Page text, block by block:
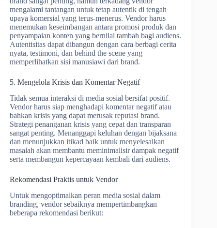
mengalami tantangan untuk tetap autentik di tengah
upaya komersial yang terus-menerus. Vendor harus
menemukan keseimbangan antara promosi produk dan
penyampaian konten yang bernilai tambah bagi audiens.
Autentisitas dapat dibangun dengan cara berbagi cerita
nyata, testimoni, dan behind the scene yang
memperlihatkan sisi manusiawi dari brand.
5. Mengelola Krisis dan Komentar Negatif
Tidak semua interaksi di media sosial bersifat positif.
Vendor harus siap menghadapi komentar negatif atau
bahkan krisis yang dapat merusak reputasi brand.
Strategi penanganan krisis yang cepat dan transparan
sangat penting. Menanggapi keluhan dengan bijaksana
dan menunjukkan itikad baik untuk menyelesaikan
masalah akan membantu meminimalisir dampak negatif
serta membangun kepercayaan kembali dari audiens.
Rekomendasi Praktis untuk Vendor
Untuk mengoptimalkan peran media sosial dalam
branding, vendor sebaiknya mempertimbangkan
beberapa rekomendasi berikut: